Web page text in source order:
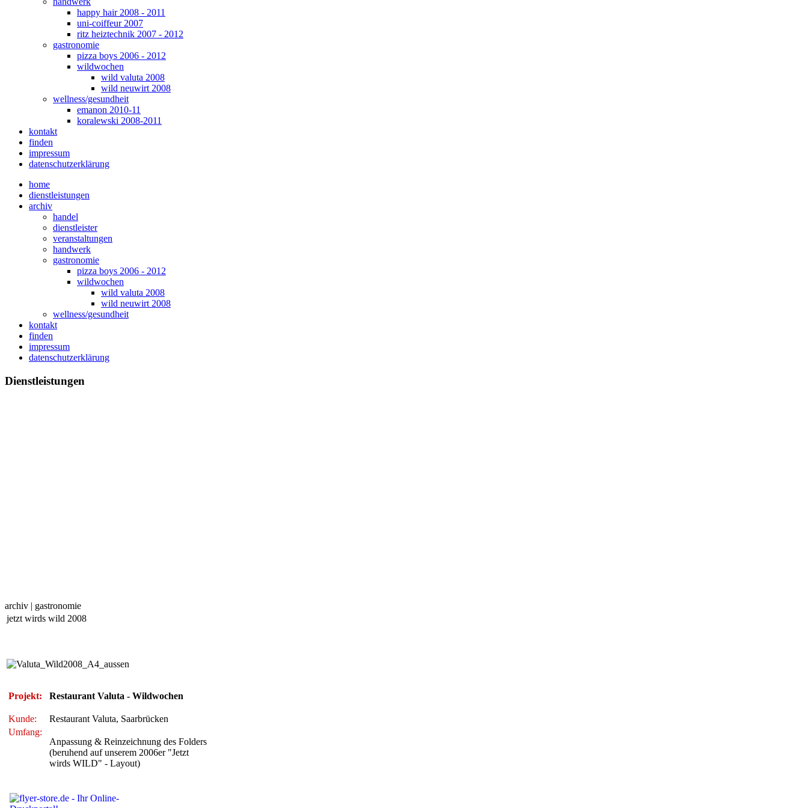
happy hair 2008 - 2011
uni-coiffeur 2007
ritz heiztechnik 2007 - 2012
gastronomie
pizza boys 2006 - 2012
wildwochen
wild valuta 2008
wild neuwirt 2008
wellness/gesundheit
emanon 2010-11
koralewski 2008-2011
kontakt
finden
impressum
datenschutzerklärung
home
dienstleistungen
archiv
handel
dienstleister
veranstaltungen
handwerk
gastronomie
pizza boys 2006 - 2012
wildwochen
wild valuta 2008
wild neuwirt 2008
wellness/gesundheit
kontakt
finden
impressum
datenschutzerklärung
Dienstleistungen
archiv | gastronomie
jetzt wirds wild 2008
Projekt: Restaurant Valuta - Wildwochen
Kunde:
Restaurant Valuta, Saarbrücken
Umfang:
Anpassung & Reinzeichnung des Folders
(beruhend auf unserem 2006er "Jetzt
wirds WILD" - Layout)